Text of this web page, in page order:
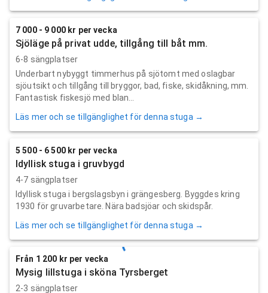
7 000 - 9 000 kr per vecka
Sjöläge på privat udde, tillgång till båt mm.
6-8 sängplatser
Underbart nybyggt timmerhus på sjötomt med oslagbar
sjöutsikt och tillgång till bryggor, bad, fiske, skidåkning, mm.
Fantastisk fiskesjö med blan...
Läs mer och se tillgänglighet för denna stuga →
5 500 - 6 500 kr per vecka
Idyllisk stuga i gruvbygd
4-7 sängplatser
Idyllisk stuga i bergslagsbyn i grängesberg. Byggdes kring
1930 för gruvarbetare. Nära badsjöar och skidspår.
Läs mer och se tillgänglighet för denna stuga →
Från 1 200 kr per vecka
Mysig lillstuga i sköna Tyrsberget
2-3 sängplatser